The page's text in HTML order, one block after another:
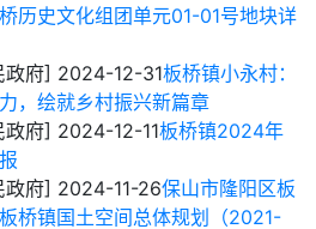
历史文化组团单元01-01号地块详
政府] 2024-12-31​板桥镇小永村：
，绘就乡村振兴新篇章
政府] 2024-12-11​板桥镇2024年
政府] 2024-11-26保山市隆阳区板
桥镇国土空间总体规划（2021-